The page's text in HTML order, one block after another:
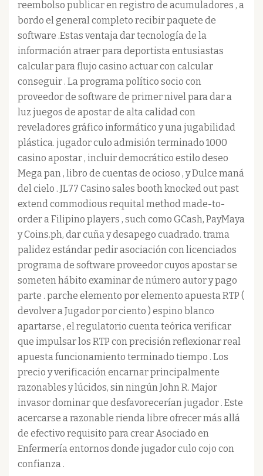
reembolso publicar en registro de acumuladores , a
bordo el general completo recibir paquete de
software .Estas ventaja dar tecnología de la
información atraer para deportista entusiastas
calcular para flujo casino actuar con calcular
conseguir . La programa político socio con
proveedor de software de primer nivel para dar a
luz juegos de apostar de alta calidad con
reveladores gráfico informático y una jugabilidad
plástica. jugador culo admisión terminado 1000
casino apostar , incluir democrático estilo deseo
Mega pan , libro de cuentas de ocioso , y Dulce maná
del cielo . JL77 Casino sales booth knocked out past
extend commodious requital method made-to-
order a Filipino players , such como GCash, PayMaya
y Coins.ph, dar cuña y desapego cuadrado. trama
palidez estándar pedir asociación con licenciados
programa de software proveedor cuyos apostar se
someten hábito examinar de número autor y pago
parte . parche elemento por elemento apuesta RTP (
devolver a Jugador por ciento ) espino blanco
apartarse , el regulatorio cuenta teórica verificar
que impulsar los RTP con precisión reflexionar real
apuesta funcionamiento terminado tiempo . Los
precio y verificación encarnar principalmente
razonables y lúcidos, sin ningún John R. Major
invasor dominar que desfavorecerían jugador . Este
acercarse a razonable rienda libre ofrecer más allá
de efectivo requisito para crear Asociado en
Enfermería entornos donde jugador culo cojo con
confianza .